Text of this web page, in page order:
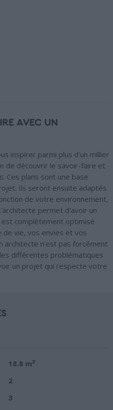
AVEC UN
inspirer parmi plus d'un millier
de découvrir le savoir-faire et
Ces plans sont une base
Ils seront ensuite adaptés
de votre environnement,
permet d'avoir un
complètement optimisé
vie, vos envies et vos
architecte n'est pas forcément
différentes problématiques
un projet qui respecte votre
18.8 m²
2
3